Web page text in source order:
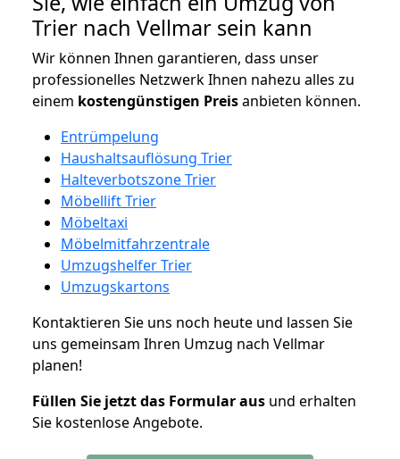
Trier nach Vellmar sein kann
Wir können Ihnen garantieren, dass unser
professionelles Netzwerk Ihnen nahezu alles zu
einem kostengünstigen Preisanbieten können.
Entrümpelung
Haushaltsauflösung Trier
Halteverbotszone Trier
Möbellift Trier
Möbeltaxi
Möbelmitfahrzentrale
Umzugshelfer Trier
Umzugskartons
Kontaktieren Sie uns noch heute und lassen Sie
uns gemeinsam Ihren Umzug nach Vellmar
planen!
Füllen Sie jetzt das Formular aus und erhalten
Sie kostenlose Angebote.